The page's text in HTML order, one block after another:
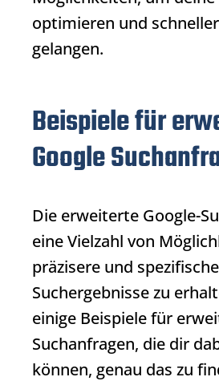
optimieren und
gelangen.
Beispiele für
Google
Die erweiterte Google-
eine Vielzahl von
präzisere und
Suchergebnissezu
einige Beispiele für
Suchanfragen, die dir
können, genau das zu